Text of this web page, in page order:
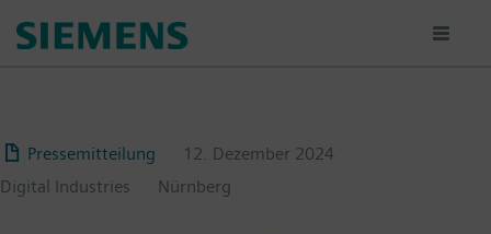
para
Pressemitteilung
12. Dezember 2024
Digital Industries
Nürnberg